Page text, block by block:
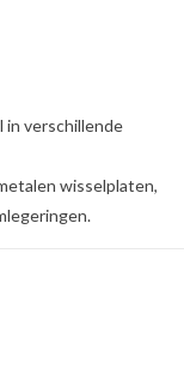
in verschillende
wisselplaten,